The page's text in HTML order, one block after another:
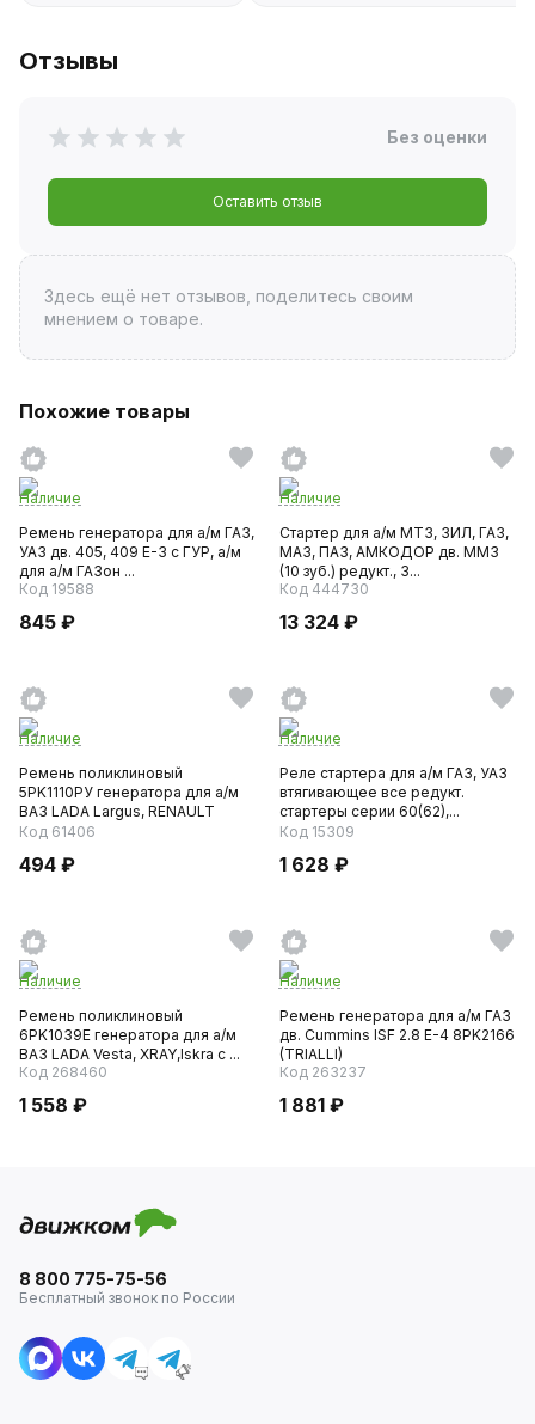
Отзывы
Без оценки
Оставить отзыв
Здесь ещё нет отзывов, поделитесь своим
мнением о товаре.
Похожие товары
Наличие
Ремень генератора для а/м ГАЗ,
УАЗ дв. 405, 409 Е-3 с ГУP, а/м
для а/м ГАЗон ...
Код 19588
845 ₽
Наличие
Стартер для а/м МТЗ, ЗИЛ, ГАЗ,
МАЗ, ПАЗ, АМКОДОР дв. ММЗ
(10 зуб.) редукт., 3...
Код 444730
13 324 ₽
Наличие
Ремень поликлиновый
5PK1110РУ генератора для а/м
ВАЗ LADA Largus, RENAULT
Log...
Код 61406
494 ₽
Наличие
Реле стартера для а/м ГАЗ, УАЗ
втягивающее все редукт.
стартеры серии 60(62),...
Код 15309
1 628 ₽
Наличие
Ремень поликлиновый
6PK1039E генератора для а/м
ВАЗ LADA Vesta, XRAY,Iskra с ...
Код 268460
1 558 ₽
Наличие
Ремень генератора для а/м ГАЗ
дв. Cummins ISF 2.8 Е-4 8PK2166
(TRIALLI)
Код 263237
1 881 ₽
8 800 775-75-56
Бесплатный звонок по России